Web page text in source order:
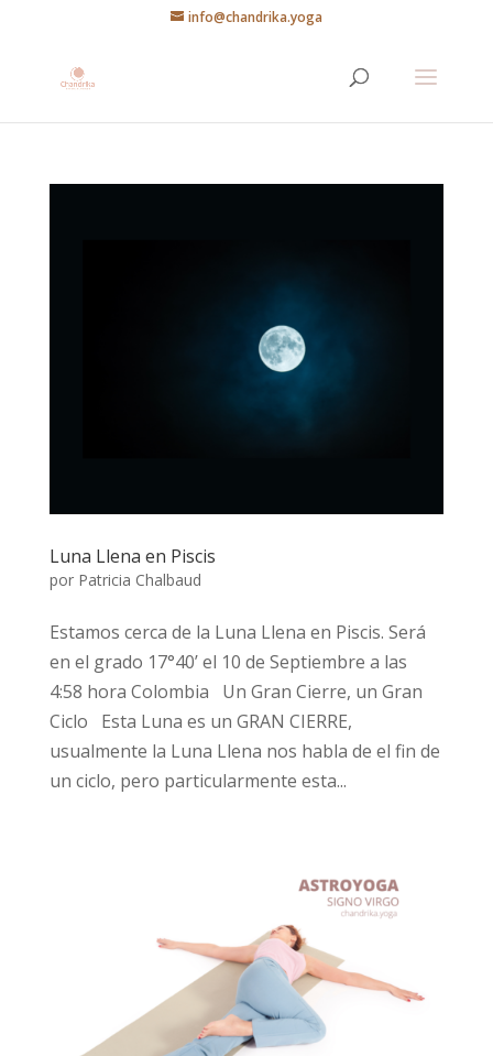
info@chandrika.yoga
Luna Llena en Piscis
por Patricia Chalbaud
Estamos cerca de la Luna Llena en Piscis. Será
en el grado 17°40’ el 10 de Septiembre a las
4:58 hora Colombia Un Gran Cierre, un Gran
Ciclo Esta Luna es un GRAN CIERRE,
usualmente la Luna Llena nos habla de el fin de
un ciclo, pero particularmente esta...